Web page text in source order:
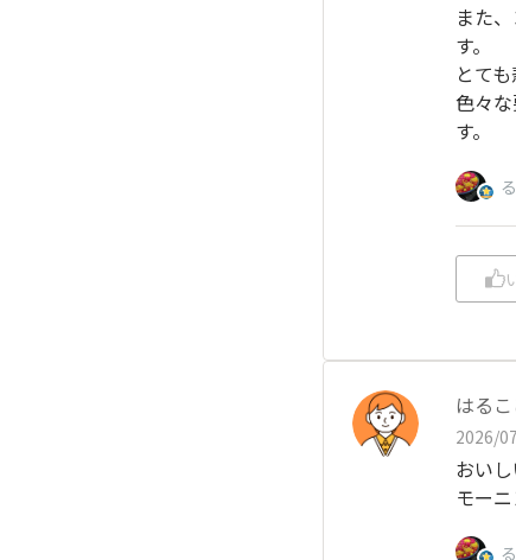
また
す。
とて
色々
す。
はる
2026/
おい
モー